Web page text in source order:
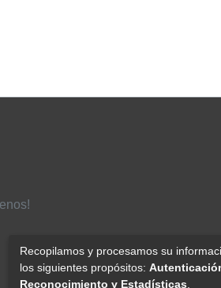
Recopilamos y procesamos su
los siguientes propósitos:
Reconocimiento y Estadísticas